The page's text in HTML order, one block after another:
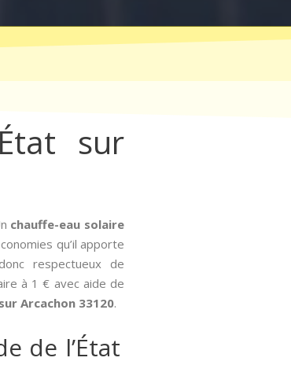
sur
chauffe-eau solaire
qu’il apporte
respectueux de
à 1 € avec aide de
Arcachon 33120.
de l’État